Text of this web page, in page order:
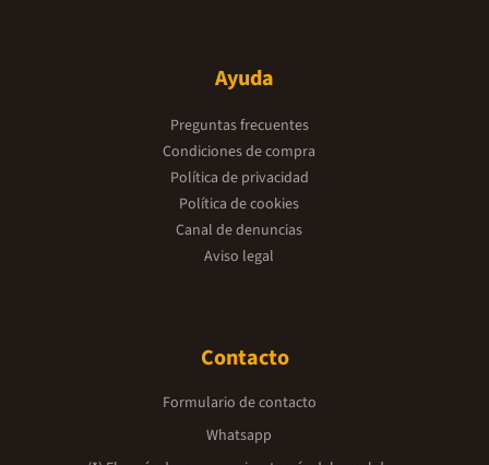
Ayuda
Preguntas frecuentes
Condiciones de compra
Política de privacidad
Política de cookies
Canal de denuncias
Aviso legal
Contacto
Formulario de contacto
Whatsapp